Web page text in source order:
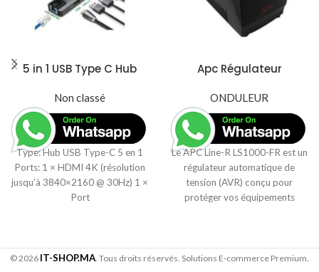
5 in 1 USB Type C Hub
Gigabit Ethernet Rj45
Lan Adapter for
Macbook Pro
Non classé
Type: Hub USB Type-C 5 en 1
Ports: 1 × HDMI 4K (résolution
jusqu’à 3840×2160 @ 30Hz) 1 ×
Port
Apc Régulateur
Line-R LS1000-FR 500 W /
1000 VA
ONDULEUR
Le APC Line-R LS1000-FR est un
régulateur automatique de
tension (AVR) conçu pour
protéger vos équipements
une tension stable et sécurisée
© 2026 IT-SHOP.MA. Tous droits réservés. Solutions E-commerce Premium.